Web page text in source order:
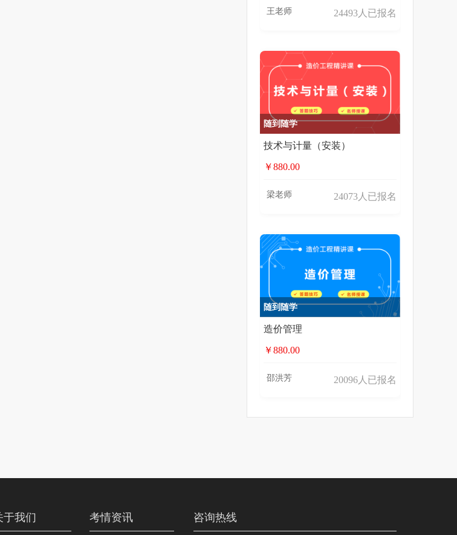
王老师 24493人已报名
随到随学
技术与计量（安装）
￥880.00
梁老师 24073人已报名
随到随学
造价管理
￥880.00
邵洪芳 20096人已报名
于我们 考情资讯 咨询热线